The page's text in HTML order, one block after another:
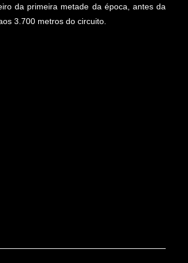
da primeira metade da época, antes da
3.700 metros do circuito.